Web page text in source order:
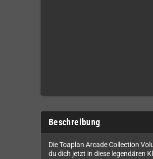
Beschreibung
Die Toaplan Arcade Collection
du dich jetzt in diese legendären